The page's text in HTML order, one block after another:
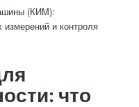
(КИМ):
и контроля
что